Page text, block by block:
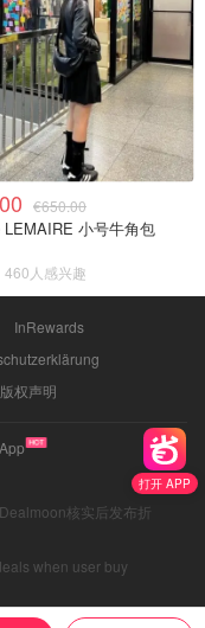
打开 APP
€650.00
LEMAIRE 小号牛角包
460人感兴趣
InRewards
版权声明
核实后发布折
when user buy